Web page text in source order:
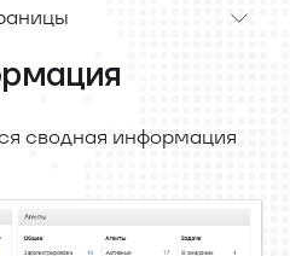
сводная информация